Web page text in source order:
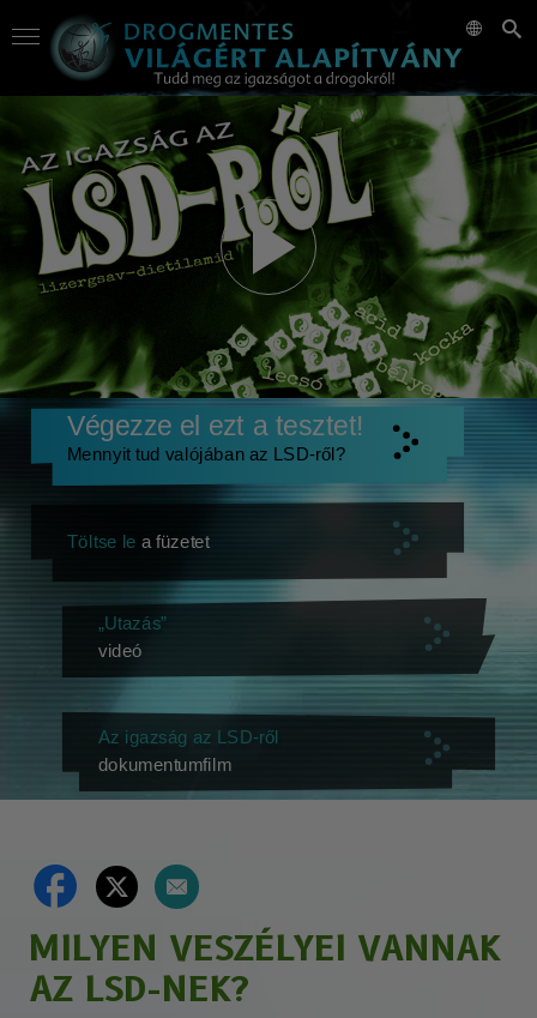
Végezze el ezt a tesztet!
Mennyit tud valójában az LSD-ről?
Töltse le a füzetet
„Utazás”
videó
Az igazság az LSD-ről
dokumentumfilm
MILYEN VESZÉLYEI VANNAK
AZ LSD-NEK?